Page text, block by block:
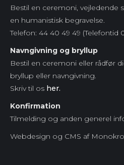
Bestil en ceremoni, vejledende
en humanistisk begravelse.
Telefon: 44 40 49 49 (Telefontid
Navngivning og bryllup
Bestil en ceremoni eller rådfør
bryllup eller navngivning.
Skriv til os her.
Konfirmation
Tilmelding og anden generel
Webdesign og CMS af